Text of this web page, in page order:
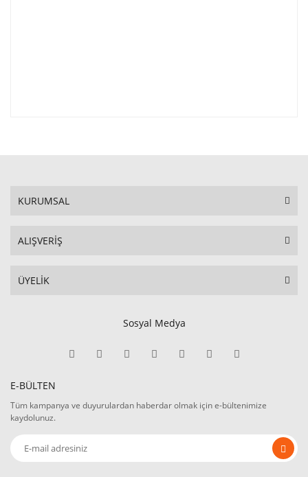
KURUMSAL
ALIŞVERİŞ
ÜYELİK
Sosyal Medya
E-BÜLTEN
Tüm kampanya ve duyurulardan haberdar olmak için e-bültenimize
kaydolunuz.